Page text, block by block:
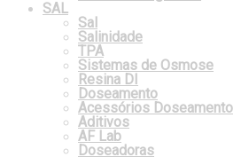
SAL
Sal
Salinidade
TPA
Sistemas de Osmose
Resina DI
Doseamento
Acessórios Doseamento
Aditivos
AF Lab
Doseadoras